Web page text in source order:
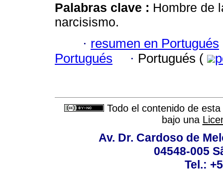
Palabras clave : Hombre de
narcisismo.
· resumen en Portugués
Portugués
· Portugués (
Todo el contenido de
bajo una
Av. Dr. Cardoso de
04548-005
Tel.: